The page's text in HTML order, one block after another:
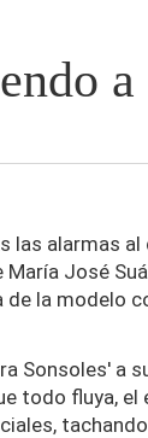
alarmas
José
la modelo
Sonsoles' a
todo fluya, el